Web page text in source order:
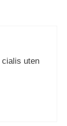
cialis uten